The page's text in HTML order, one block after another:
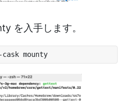
を入手します。
mounty